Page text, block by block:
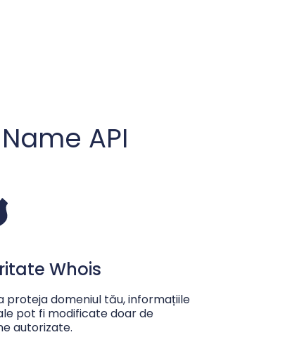
API
Whois
proteja domeniul tău, informațiile
pot fi modificate doar de
autorizate.